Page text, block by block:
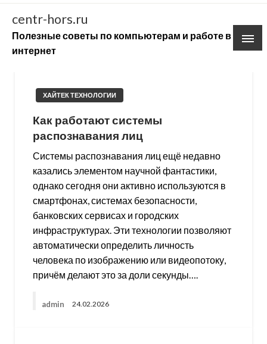
Skip
content
centr-hors.ru
Полезные советы по компьютерам и работе в
интернет
ХАЙТЕК ТЕХНОЛОГИИ
Как работают системы
распознавания лиц
Системы распознавания лиц ещё недавно
казались элементом научной фантастики,
однако сегодня они активно используются в
смартфонах, системах безопасности,
банковских сервисах и городских
инфраструктурах. Эти технологии позволяют
автоматически определить личность
человека по изображению или видеопотоку,
причём делают это за доли секунды….
admin 24.02.2026